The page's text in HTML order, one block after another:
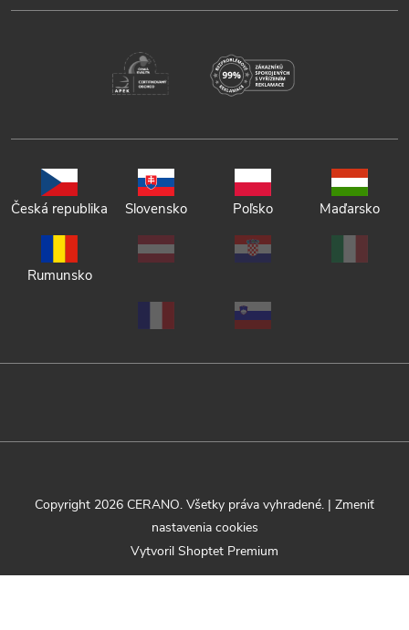
Česká republika Slovensko Poľsko Maďarsko
Rumunsko
Vytvoril Shoptet Premium
Copyright 2026 CERANO. Všetky práva vyhradené. | Zmeniť
nastavenia cookies